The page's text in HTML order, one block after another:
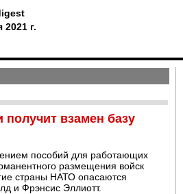
2021 г.
взамен базу
пособий для работающих
размещения войск
страны НАТО опасаются
и Фрэнсис Эллиотт.